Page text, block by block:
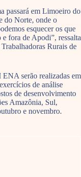
passará em Limoeiro do
do Norte, onde o
esquecer os que
fora de Apodi”, ressalta
Rurais de
serão realizadas em
de análise
de desenvolvimento
Amazônia, Sul,
e novembro.